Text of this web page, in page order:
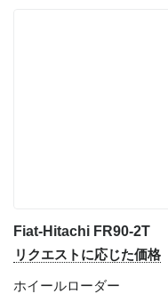
Fiat-Hitachi FR90-2T
リクエストに応じた価格
ホイールローダー